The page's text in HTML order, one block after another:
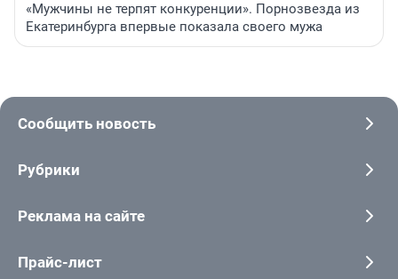
«Мужчины не терпят конкуренции». Порнозвезда из
Екатеринбурга впервые показала своего мужа
Сообщить новость
Рубрики
Реклама на сайте
Прайс-лист